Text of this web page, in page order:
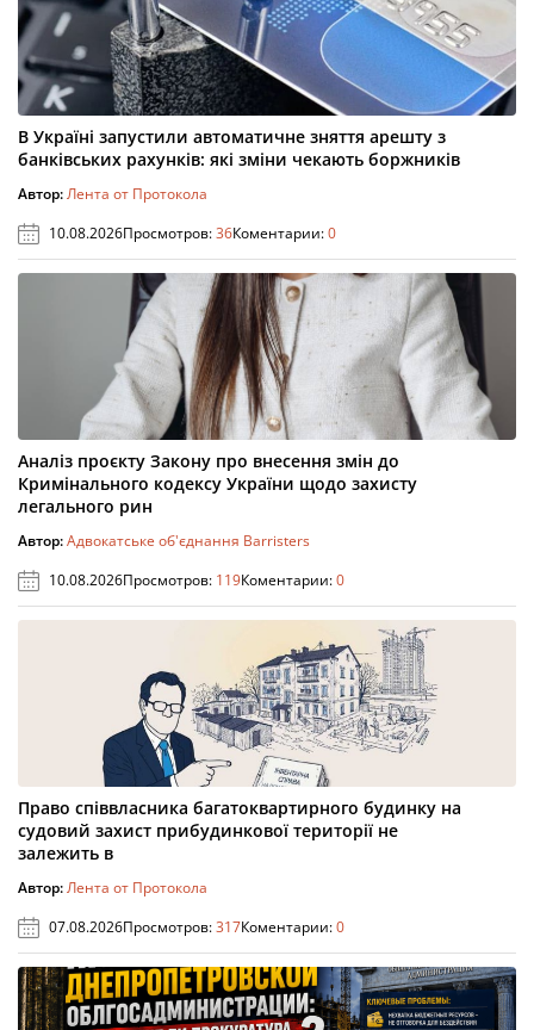
В Україні запустили автоматичне зняття арешту з
банківських рахунків: які зміни чекають боржників
Автор:Лента от Протокола
10.08.2026Просмотров:36Коментарии:0
Аналіз проєкту Закону про внесення змін до
Кримінального кодексу України щодо захисту
легального рин
Автор:Адвокатське об'єднання Barristers
10.08.2026Просмотров: 119Коментарии:0
Право співвласника багатоквартирного будинку на
судовий захист прибудинкової території не
залежить в
Автор:Лента от Протокола
07.08.2026Просмотров:317Коментарии:0